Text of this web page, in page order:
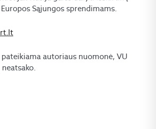
Sąjungos sprendimams.
autoriaus nuomonė, VU